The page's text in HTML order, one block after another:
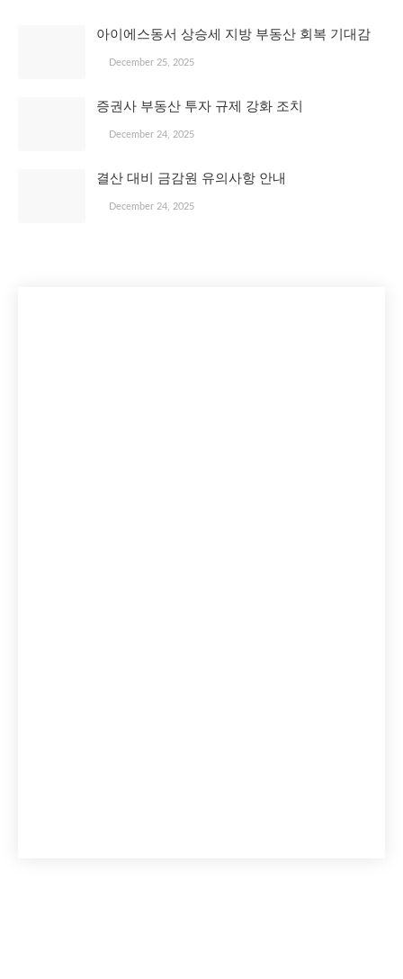
아이에스동서 상승세 지방 부동산 회복 기대감
December 25, 2025
증권사 부동산 투자 규제 강화 조치
December 24, 2025
결산 대비 금감원 유의사항 안내
December 24, 2025